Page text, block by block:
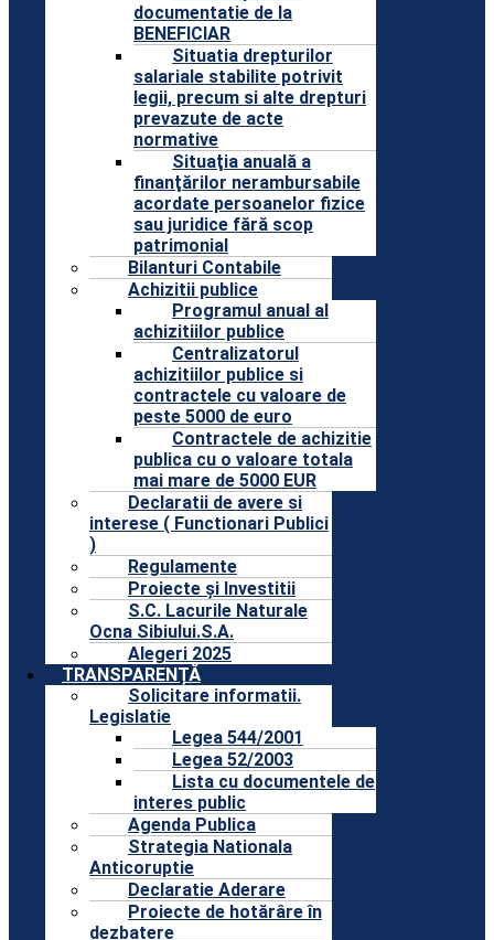
documentatie de la
BENEFICIAR
Situatia drepturilor
salariale stabilite potrivit
legii, precum si alte drepturi
prevazute de acte
normative
Situaţia anuală a
finanţărilor nerambursabile
acordate persoanelor fizice
sau juridice fără scop
patrimonial
Bilanturi Contabile
Achizitii publice
Programul anual al
achizitiilor publice
Centralizatorul
achizitiilor publice si
contractele cu valoare de
peste 5000 de euro
Contractele de achizitie
publica cu o valoare totala
mai mare de 5000 EUR
Declaratii de avere si
interese ( Functionari Publici
)
Regulamente
Proiecte și Investitii
S.C. Lacurile Naturale
Ocna Sibiului.S.A.
Alegeri 2025
TRANSPARENȚĂ
Solicitare informatii.
Legislatie
Legea 544/2001
Legea 52/2003
Lista cu documentele de
interes public
Agenda Publica
Strategia Nationala
Anticoruptie
Declaratie Aderare
Proiecte de hotărâre în
dezbatere